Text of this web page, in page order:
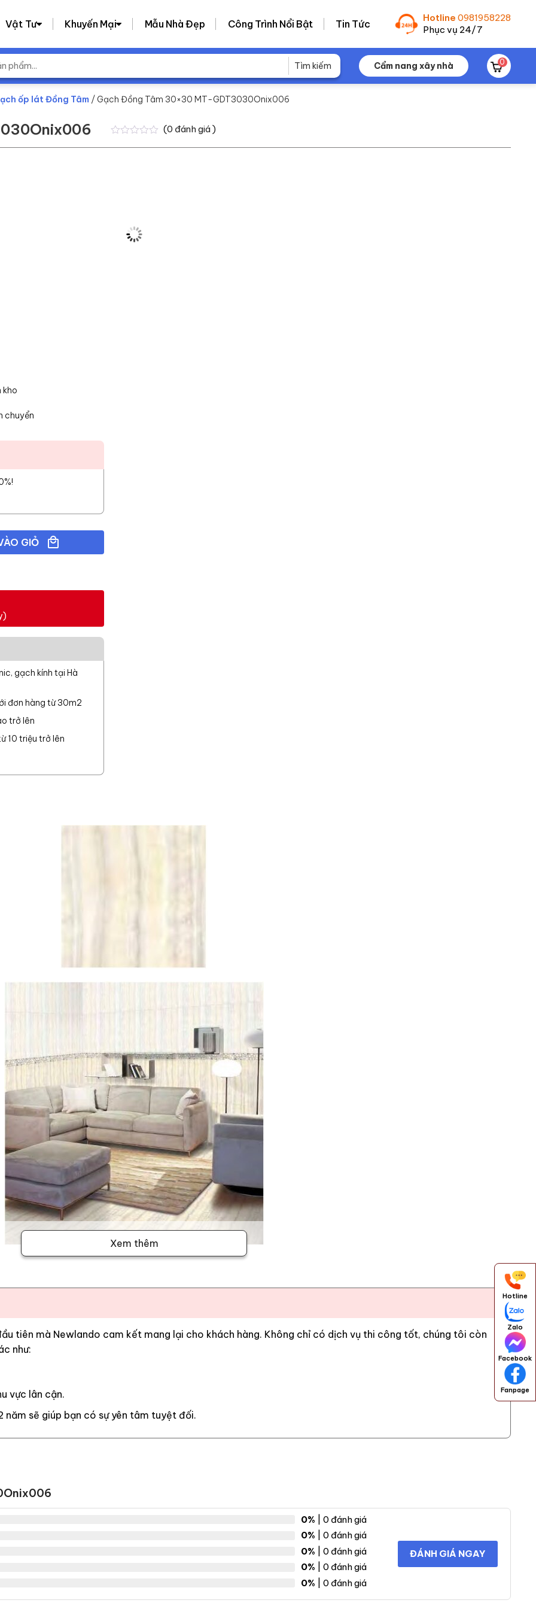
Vật Tư Khuyến Mại Mẫu Nhà Đẹp Công Trình Nổi Bật Tin Tức
Hotline 0981958228
Phục vụ 24/7
Cẩm nang xây nhà 0
ốp lát Đồng Tâm / Gạch Đồng Tâm 30×30 MT-GDT3030Onix006
(0 đánh giá )
kho
chuyển
GIỎ
gạch kính tại Hà
đơn hàng từ 30m2
trở lên
10 triệu trở lên
Xem thêm
tiên mà Newlando cam kết mang lại cho khách hàng. Không chỉ có dịch vụ thi công tốt, chúng tôi còn
như:
vực lân cận.
năm sẽ giúp bạn có sự yên tâm tuyệt đối.
0% | 0 đánh giá
0% | 0 đánh giá
0% | 0 đánh giá
0% | 0 đánh giá
0% | 0 đánh giá
ĐÁNH GIÁ NGAY
Hotline
Zalo
Facebook
Fanpage